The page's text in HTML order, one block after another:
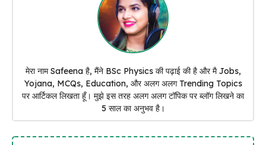
मेरा नाम Safeena है, मैंने BSc Physics की पढ़ाई की है और मै Jobs,
Yojana, MCQs, Education, और अलग अलग Trending Topics
पर आर्टिकल लिखता हूँ। मुझे इस तरह अलग अलग टॉपिक पर ब्लॉग लिखने का
5 साल का अनुभव है।